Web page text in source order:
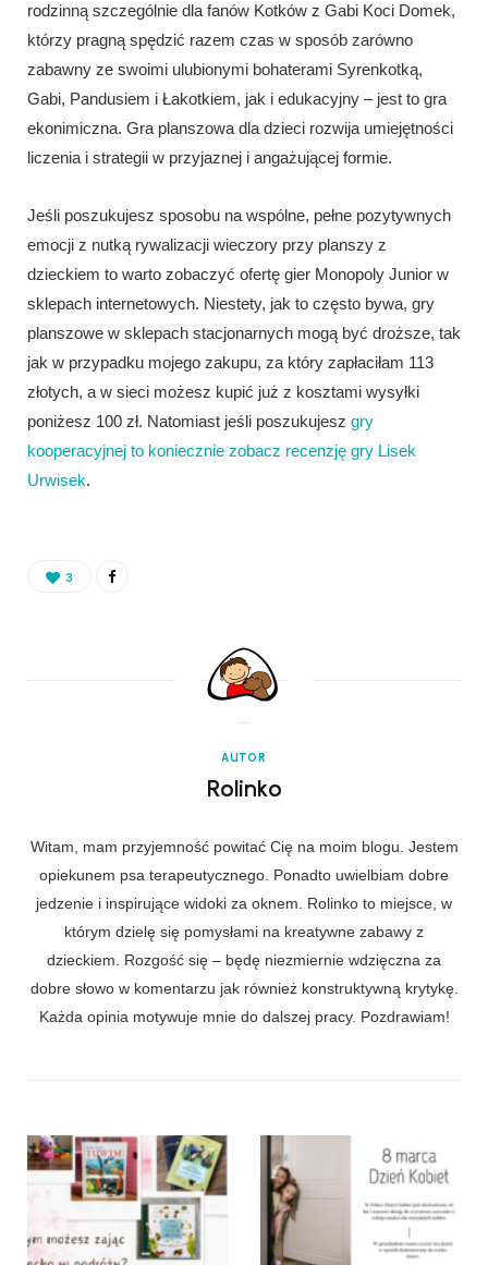
rodzinną szczególnie dla fanów Kotków z Gabi Koci Domek,
którzy pragną spędzić razem czas w sposób zarówno
zabawny ze swoimi ulubionymi bohaterami Syrenkotką,
Gabi, Pandusiem i Łakotkiem, jak i edukacyjny – jest to gra
ekonimiczna. Gra planszowa dla dzieci rozwija umiejętności
liczenia i strategii w przyjaznej i angażującej formie.
Jeśli poszukujesz sposobu na wspólne, pełne pozytywnych
emocji z nutką rywalizacji wieczory przy planszy z
dzieckiem to warto zobaczyć ofertę gier Monopoly Junior w
sklepach internetowych. Niestety, jak to często bywa, gry
planszowe w sklepach stacjonarnych mogą być droższe, tak
jak w przypadku mojego zakupu, za który zapłaciłam 113
złotych, a w sieci możesz kupić już z kosztami wysyłki
poniżesz 100 zł. Natomiast jeśli poszukujesz gry
kooperacyjnej to koniecznie zobacz recenzję gry Lisek
Urwisek.
3
AUTOR
Rolinko
Witam, mam przyjemność powitać Cię na moim blogu. Jestem
opiekunem psa terapeutycznego. Ponadto uwielbiam dobre
jedzenie i inspirujące widoki za oknem. Rolinko to miejsce, w
którym dzielę się pomysłami na kreatywne zabawy z
dzieckiem. Rozgość się – będę niezmiernie wdzięczna za
dobre słowo w komentarzu jak również konstruktywną krytykę.
Każda opinia motywuje mnie do dalszej pracy. Pozdrawiam!